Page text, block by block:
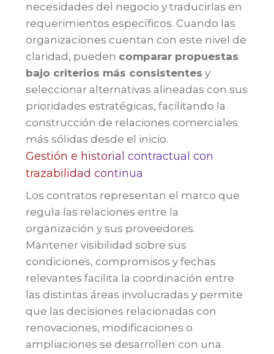
necesidades del negocio y traducirlas en
requerimientos específicos. Cuando las
organizaciones cuentan con este nivel de
claridad, pueden comparar propuestas
bajo criterios más consistentes y
seleccionar alternativas alineadas con sus
prioridades estratégicas, facilitando la
construcción de relaciones comerciales
más sólidas desde el inicio.
Gestión e historial contractual con
trazabilidad continua
Los contratos representan el marco que
regula las relaciones entre la
organización y sus proveedores.
Mantener visibilidad sobre sus
condiciones, compromisos y fechas
relevantes facilita la coordinación entre
las distintas áreas involucradas y permite
que las decisiones relacionadas con
renovaciones, modificaciones o
ampliaciones se desarrollen con una